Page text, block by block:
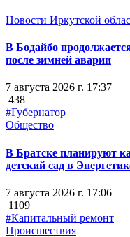
Новости Иркутской
В Бодайбо
после зимней аварии
7 августа 2026 г. 17:37
438
#Губернатор
Общество
В Братске планируют
детский сад в
7 августа 2026 г. 17:06
1109
#Капитальный ремонт
Происшествия